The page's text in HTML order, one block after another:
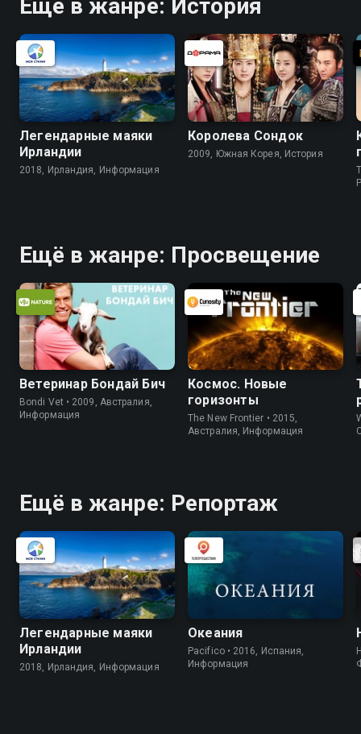
Ещё в жанре: История
Легендарные маяки
Ирландии
2018, Ирландия, Информация
Королева Сондок
2009, Южная Корея, История
Ещё в жанре: Просвещение
Ветеринар Бондай Бич
Bondi Vet • 2009, Австралия,
Информация
Космос. Новые
горизонты
The New Frontier • 2015,
Австралия, Информация
Ещё в жанре: Репортаж
Легендарные маяки
Ирландии
2018, Ирландия, Информация
Океания
Pacifico • 2016, Испания,
Информация